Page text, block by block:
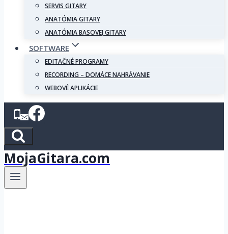
SERVIS GITARY
ANATÓMIA GITARY
ANATÓMIA BASOVEJ GITARY
SOFTWARE
EDITAČNÉ PROGRAMY
RECORDING – DOMÁCE NAHRÁVANIE
WEBOVÉ APLIKÁCIE
MojaGitara.com